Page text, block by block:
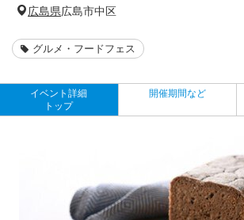
広島県広島市中区
グルメ・フードフェス
イベント詳細
トップ
開催期間など